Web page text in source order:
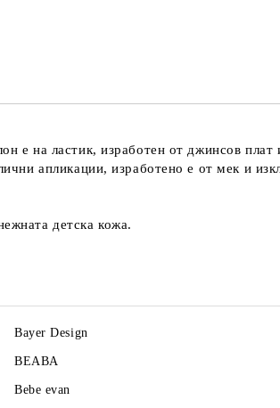
е на ластик, изработен от джинсов плат
апликации, изработено е от мек и
детска кожа.
Bayer Design
BEABA
Bebe evan